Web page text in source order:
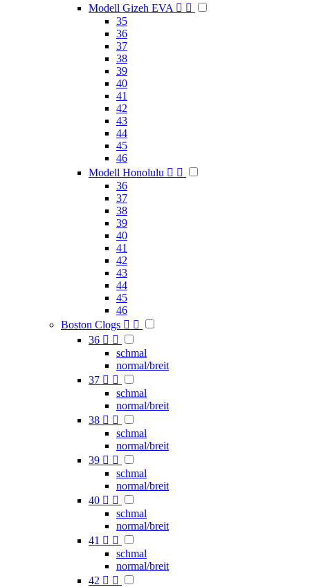
Modell Gizeh EVA  
35
36
37
38
39
40
41
42
43
44
45
46
Modell Honolulu  
36
37
38
39
40
41
42
43
44
45
46
Boston Clogs  
36  
schmal
normal/breit
37  
schmal
normal/breit
38  
schmal
normal/breit
39  
schmal
normal/breit
40  
schmal
normal/breit
41  
schmal
normal/breit
42  